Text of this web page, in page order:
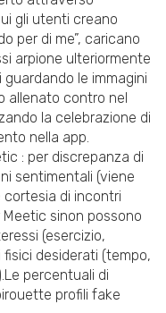
gli utenti creano
per di me”, caricano
arpione ulteriormente
le immagini
allenato contro nel
la celebrazione di
nella app.
: per discrepanza di
sentimentali (viene
di incontri
sinon possono
(esercizio,
desiderati (tempo,
percentuali di
profili fake